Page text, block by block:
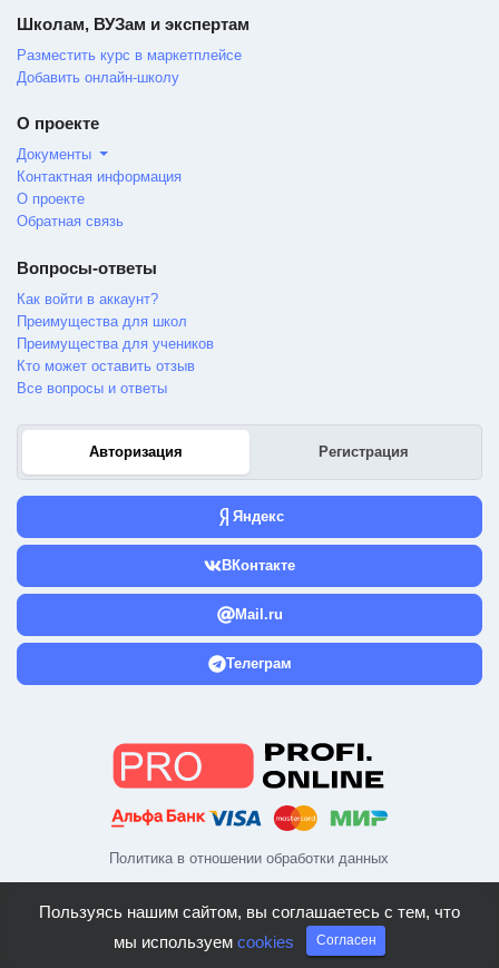
Политика в отношении обработки данных
Школам, ВУЗам и экспертам
Разместить курс в маркетплейсе
Добавить онлайн-школу
О проекте
Документы
Контактная информация
О проекте
Обратная связь
Вопросы-ответы
Как войти в аккаунт?
Преимущества для школ
Преимущества для учеников
Кто может оставить отзыв
Все вопросы и ответы
Авторизация Регистрация
Яндекс
ВКонтакте
Mail.ru
Телеграм
Пользуясь нашим сайтом, вы соглашаетесь с тем, что
мы используем cookies Согласен